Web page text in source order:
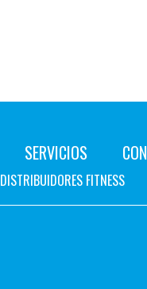
SERVICIOS
DISTRIBUIDORES FITNESS